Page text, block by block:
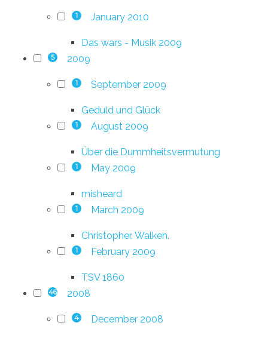
1 January 2010
Das wars - Musik 2009
5 2009
1 September 2009
Geduld und Glück
1 August 2009
Über die Dummheitsvermutung
1 May 2009
misheard
1 March 2009
Christopher. Walken.
1 February 2009
TSV 1860
46 2008
4 December 2008